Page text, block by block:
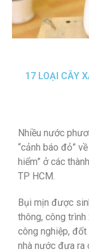
17 LOẠI CÂY
Nhiều nước
“cảnh báo đỏ”
hiểm” ở các
TP HCM.
Bụi mịn được
thông, công trình
công nghiệp,
nhà nước đưa ra